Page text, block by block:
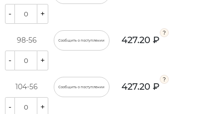
- +
98-56 Сообщить о поступлении 427.20 ₽
- +
104-56 Сообщить о поступлении 427.20 ₽
- +